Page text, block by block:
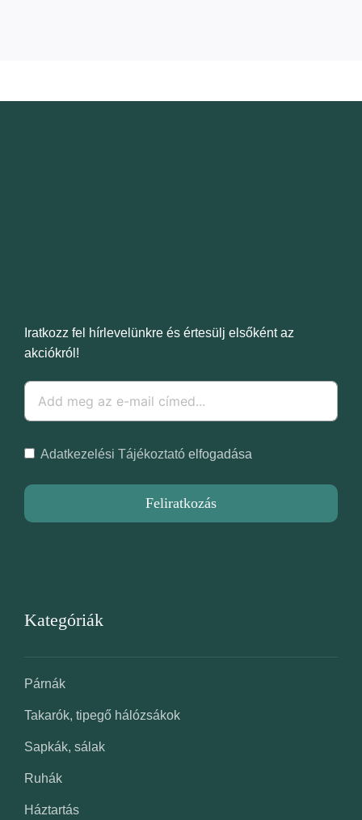
Iratkozz fel hírlevelünkre és értesülj elsőként az
akciókról!
Adatkezelési Tájékoztatóelfogadása
Feliratkozás
Kategóriák
Párnák
Takarók, tipegő hálózsákok
Sapkák, sálak
Ruhák
Háztartás